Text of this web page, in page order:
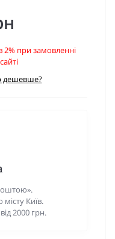
при замовленні
дешевше?
місту Київ.
2000 грн.